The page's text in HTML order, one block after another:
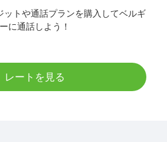
ットや通話プランを購入してベルギ
ーに通話しよう！
レートを見る